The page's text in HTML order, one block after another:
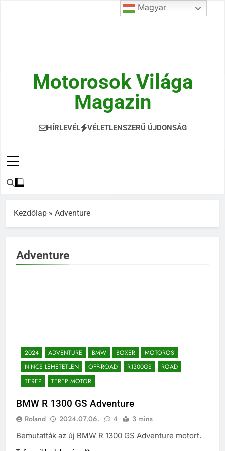
Motorosok Világa
Magazin
Hírek, Tesztek, Élmények Egy Helyen!
HÍRLEVÉL VÉLETLENSZERŰ ÚJDONSÁG
Kezdőlap » Adventure
Adventure
2024 ADVENTURE BMW BOXER
MOTOROS
NINCS LEHETETLEN
OFF-ROAD R1300GS
ROAD
TEREP
TEREP MOTOR
BMW R 1300 GS Adventure
Roland 2024.07.06. 4 3 mins
Bemutatták az új BMW R 1300 GS Adventure motort.
Magyar